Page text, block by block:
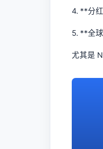
4. **分
5. **全
尤其是